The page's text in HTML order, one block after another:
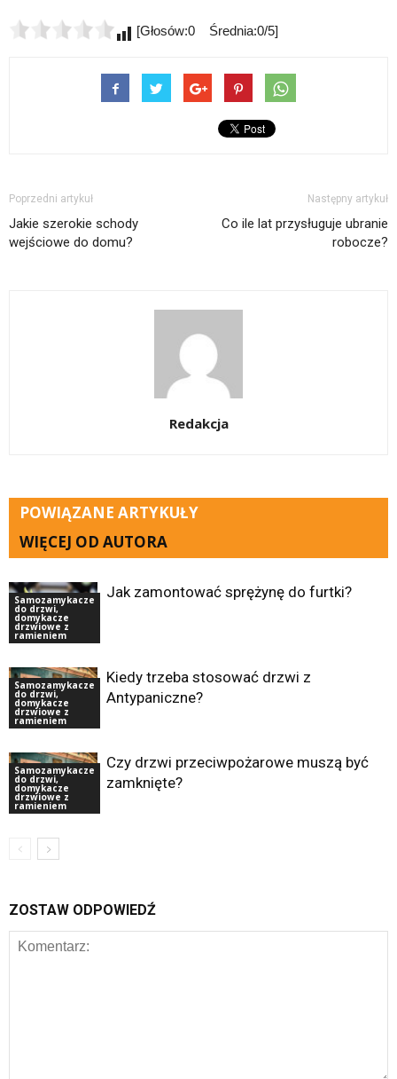
[Głosów:0 Średnia:0/5]
Poprzedni artykuł
Jakie szerokie schody
wejściowe do domu?
Następny artykuł
Co ile lat przysługuje ubranie
robocze?
Redakcja
POWIĄZANE ARTYKUŁY
WIĘCEJ OD AUTORA
Samozamykacze
do drzwi,
domykacze
drzwiowe z
ramieniem
Jak zamontować sprężynę do furtki?
Samozamykacze
do drzwi,
domykacze
drzwiowe z
ramieniem
Kiedy trzeba stosować drzwi z
Antypaniczne?
Samozamykacze
do drzwi,
domykacze
drzwiowe z
ramieniem
Czy drzwi przeciwpożarowe muszą być
zamknięte?
ZOSTAW ODPOWIEDŹ